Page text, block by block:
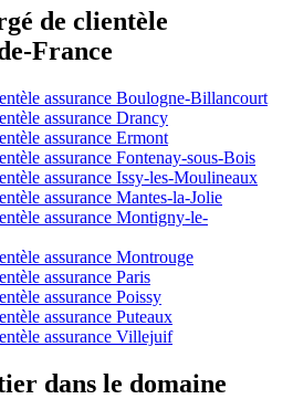
de clientèle
France
assurance Boulogne-Billancourt
assurance Drancy
assurance Ermont
assurance Fontenay-sous-Bois
assurance Issy-les-Moulineaux
assurance Mantes-la-Jolie
assurance Montigny-le-
assurance Montrouge
assurance Paris
assurance Poissy
assurance Puteaux
assurance Villejuif
dans le domaine